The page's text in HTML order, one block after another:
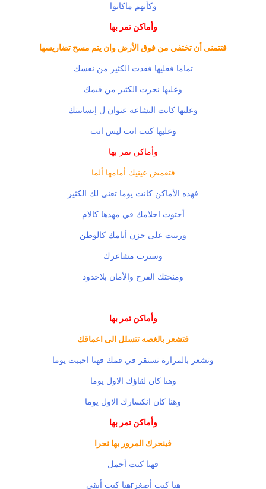
وكأنهم ماكانوا
وأماكن تمر بها
فتتمنى أن تختفي من فوق الأرض وان يتم مسح تضاريسها
تماما فعليها فقدت الكثير من نفسك
وعليها نحرت الكثير من قيمك
وعليها كانت البشاعه عنوان ل إنسانيتك
وعليها كنت انت ليس انت
وأماكن تمر بها
فتغمض عينيك أمامها ألما
فهذه الأماكن كانت يوما تعني لك الكثير
أحتوت احلامك في مهدها كالام
وربتت على حزن أيامك كالوطن
وسترت مشاعرك
ومنحتك الفرح والأمان بلاحدود
وأماكن تمر بها
فتشعر بالغصه تتسلل الى اعماقك
وتشعر بالمرارة تستقر في فمك فهنا احببت يوما
وهنا كان لقاؤك الاول يوما
وهنا كان انكسارك الاول يوما
وأماكن تمر بها
فينحرك المرور بها نحرا
فهنا كنت أجمل
هنا كنت أصغرrهنا كنت أنقى